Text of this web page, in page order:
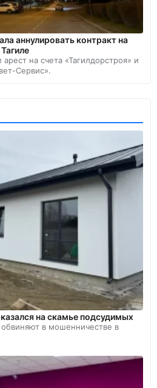
аннулировать контракт на
на счета «Тагилдорстроя» и
Сервис».
на скамье подсудимых
в мошенничестве в